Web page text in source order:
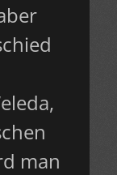
man